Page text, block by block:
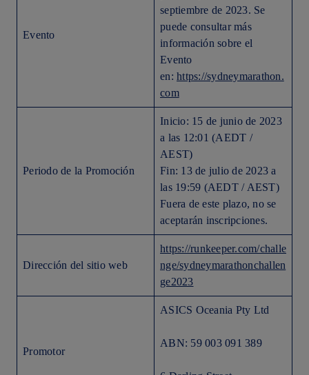
Evento
septiembre de 2023. Se
puede consultar más
información sobre el
Evento
en: https://sydneymarathon.
com
Periodo de la Promoción
Inicio: 15 de junio de 2023
a las 12:01 (AEDT /
AEST)
Fin: 13 de julio de 2023 a
las 19:59 (AEDT / AEST)
Fuera de este plazo, no se
aceptarán inscripciones.
Dirección del sitio web
https://runkeeper.com/challe
nge/sydneymarathonchallen
ge2023
Promotor
ASICS Oceania Pty Ltd
ABN: 59 003 091 389